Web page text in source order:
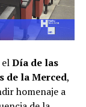
Día de las
de la Merced,
homenaje a